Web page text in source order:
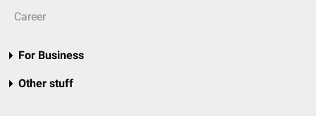
Career
For Business
Other stuff